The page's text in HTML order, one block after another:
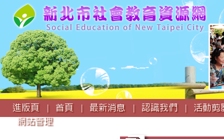
:::
進版頁 |
首頁 | 最新消息 | 認識我們 |
活動
網站管理